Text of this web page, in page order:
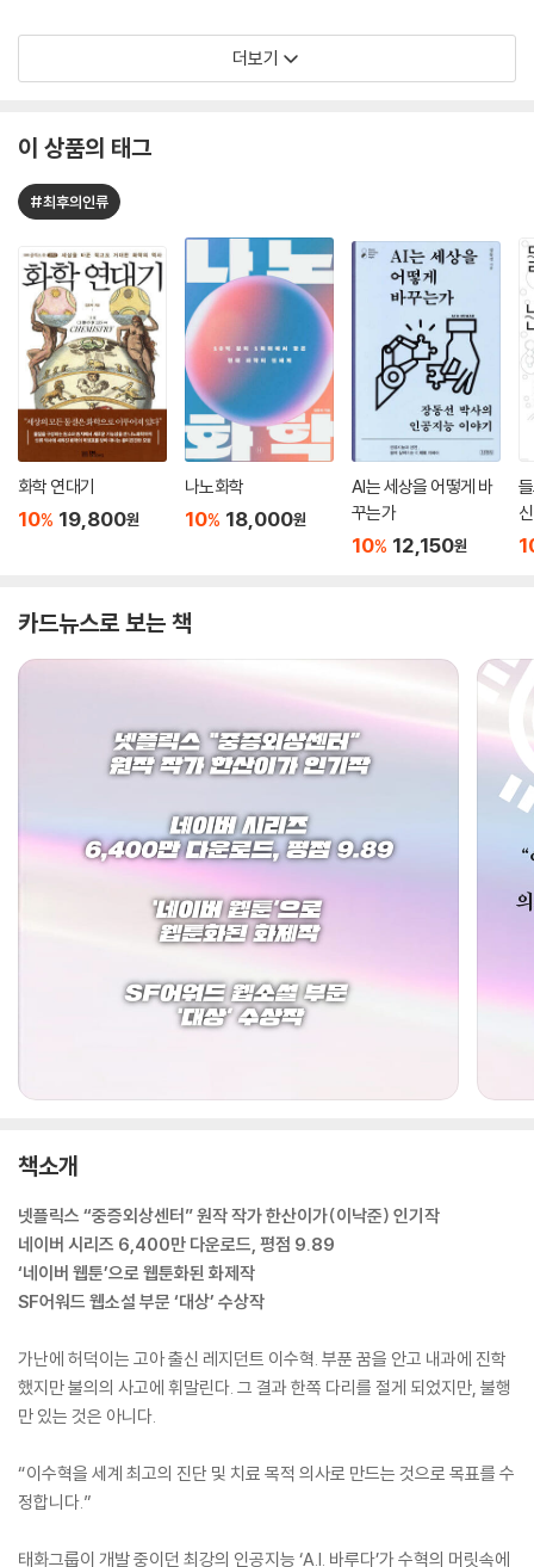
더보기
이 상품의 태그
#최후의인류
화학 연대기
10% 19,800원
나노화학
10% 18,000원
AI는 세상을 어떻게 바
꾸는가
10% 12,150원
카드뉴스로 보는 책
책소개
넷플릭스 “중증외상센터” 원작 작가 한산이가(이낙준) 인기작
네이버 시리즈 6,400만 다운로드, 평점 9.89
‘네이버 웹툰’으로 웹툰화된 화제작
SF어워드 웹소설 부문 ‘대상’ 수상작
가난에 허덕이는 고아 출신 레지던트 이수혁. 부푼 꿈을 안고 내과에 진학
했지만 불의의 사고에 휘말린다. 그 결과 한쪽 다리를 절게 되었지만, 불행
만 있는 것은 아니다.
“이수혁을 세계 최고의 진단 및 치료 목적 의사로 만드는 것으로 목표를 수
정합니다.”
태화그룹이 개발 중이던 최강의 인공지능 ‘A.I. 바루다’가 수혁의 머릿속에